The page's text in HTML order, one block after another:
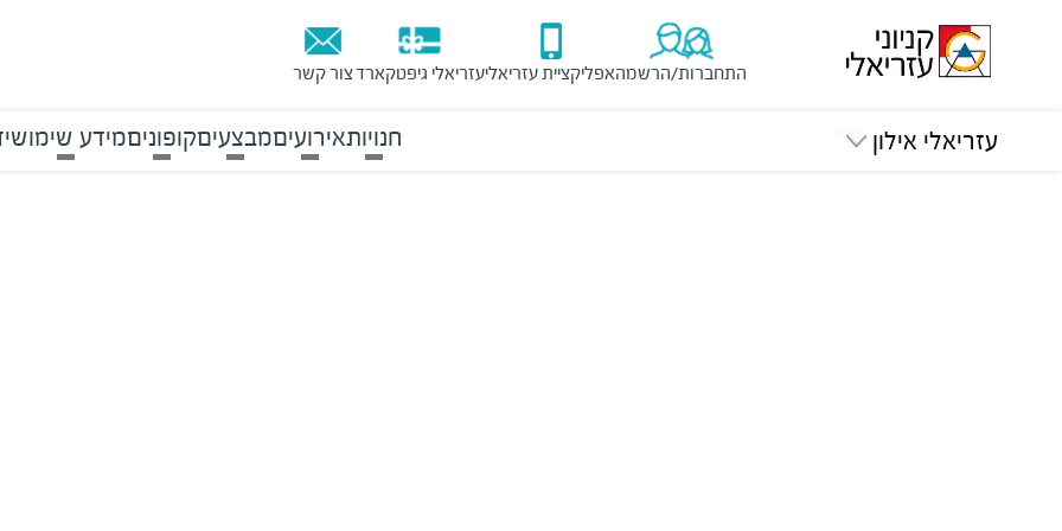
התחברות/הרשמהאפליקציית עזריאליעזריאלי גיפטקארדצור קשר
עזריאלי אילון חנויותאירועיםמבצעיםקופוניםמידע שימושי